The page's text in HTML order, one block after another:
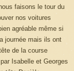
faisons le tour du
nos voitures
agréable même si
journée mais ils ont
de la course
Isabelle et Georges